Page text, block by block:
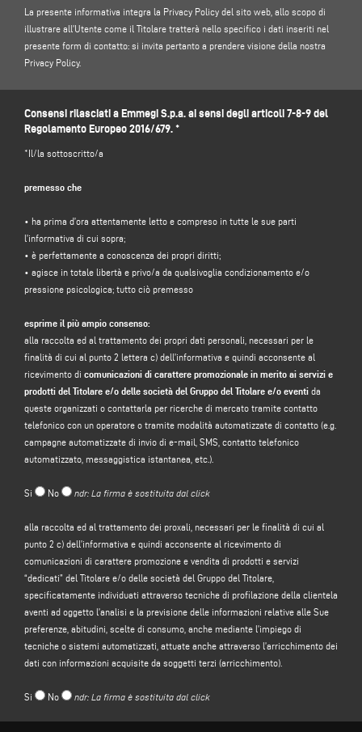
La presente informativa integra la Privacy Policy del sito web, allo scopo di
illustrare all’Utente come il Titolare tratterà nello specifico i dati inseriti nel
presente form di contatto: si invita pertanto a prendere visione della nostra
Privacy Policy.
DATI
Titolare del trattamento: Emmegi S.p.a., nella persona del legale
rappresentante pro tempore, con sede legale in Via Archimede, 10 - 41019 -
01978870366.
Responsabile per la protezione dei dati (DPO): dott. Donato Eugenio
Caccavella, indirizzo e-mail:
2. DATI PERSONALI TRATTATI, FINALITÀ DEL TRATTAMENTO E BASE GIURIDICA
Il Titolare tratterà i suoi dati personali identificativi e di contatto (quali: nome,
cognome, ragione sociale, indirizzo, città, codice postale, provincia, stato,
indirizzo e-mail, numero di telefono) da Lei direttamente forniti mediante la
compilazione dell’apposito form di raccolta dati presente nella sezione
“CONTATTI” presenti sul sito web del Titolare (www.emmegi.com, il “Sito”).
Il Titolare intende trattare i suoi dati personali al fine di:
rispondere al suo messaggio o alla sua richiesta di informazioni inoltrate
attraverso il presente form, ad esempio per ottenere informazioni su prodotti
aziendale), e per avere un preventivo, ecc.; la base giuridica per tale finalità è il
del GDPR da identificarsi nel ragionevole affidamento che l’utente si aspetti
che i suoi dati personali siano trattati dal Titolare per rispondere ad una sua
richiesta di contatto;
b)
inviarle comunicazioni di carattere promozionale in merito ai servizi e
prodotti del Titolare e/o delle società del Gruppo
del Titolare e/o eventi da
queste organizzati o contattarla per ricerche di mercato tramite contatto
telefonico con un operatore o tramite modalità automatizzate di contatto (e.g.
campagne automatizzate di invio di e-mail, SMS, contatto telefonico
automatizzato, messaggistica istantanea, etc.); la base giuridica per il
6, paragrafo 1, lettera a), del GDPR;
società del Gruppo del Titolare, specificatamente individuati attraverso
Consensi rilasciati a Emmegi S.p.a. ai sensi degli articoli 7-8-9 del
Regolamento Europeo 2016/679. *
*Il/la sottoscritto/a
premesso che
• ha prima d’ora attentamente letto e compreso in tutte le sue parti
l’informativa di cui sopra;
• è perfettamente a conoscenza dei propri diritti;
• agisce in totale libertà e privo/a da qualsivoglia condizionamento e/o
pressione psicologica; tutto ciò premesso
esprime il più ampio consenso:
alla raccolta ed al trattamento dei propri dati personali, necessari per le
finalità di cui al punto 2 lettera c) dell’informativa e quindi acconsente al
ricevimento di comunicazioni di carattere promozionale in merito ai servizi e
prodotti del Titolare e/o delle società del Gruppo del Titolare e/o eventi da
queste organizzati o contattarla per ricerche di mercato tramite contatto
telefonico con un operatore o tramite modalità automatizzate di contatto (e.g.
campagne automatizzate di invio di e-mail, SMS, contatto telefonico
automatizzato, messaggistica istantanea, etc.).
Si No ndr: La firma è sostituita dal click
alla raccolta ed al trattamento dei proxali, necessari per le finalità di cui al
punto 2 c) dell’informativa e quindi acconsente al ricevimento di
comunicazioni di carattere promozione e vendita di prodotti e servizi
“dedicati” del Titolare e/o delle società del Gruppo del Titolare,
specificatamente individuati attraverso tecniche di profilazione della clientela
aventi ad oggetto l’analisi e la previsione delle informazioni relative alle Sue
preferenze, abitudini, scelte di consumo, anche mediante l’impiego di
tecniche o sistemi automatizzati, attuate anche attraverso l’arricchimento dei
dati con informazioni acquisite da soggetti terzi (arricchimento).
Si No ndr: La firma è sostituita dal click